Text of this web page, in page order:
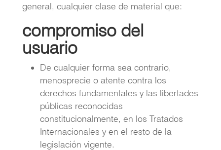
general, cualquier clase de material que:
compromiso del
usuario
De cualquier forma sea contrario,
menosprecie o atente contra los
derechos fundamentales y las libertades
públicas reconocidas
constitucionalmente, en los Tratados
Internacionales y en el resto de la
legislación vigente.